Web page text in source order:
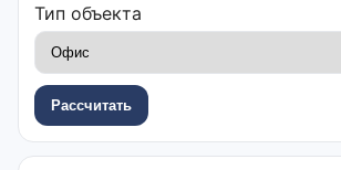
Тип объекта
Рассчитать